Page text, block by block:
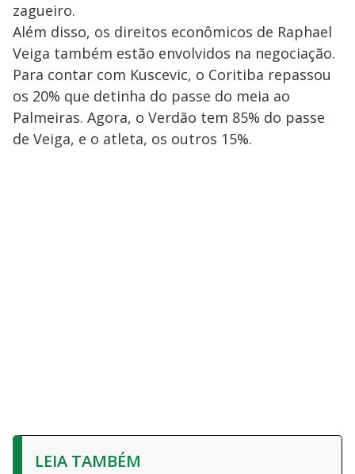
zagueiro.
Além disso, os direitos econômicos de Raphael
Veiga também estão envolvidos na negociação.
Para contar com Kuscevic, o Coritiba repassou
os 20% que detinha do passe do meia ao
Palmeiras. Agora, o Verdão tem 85% do passe
de Veiga, e o atleta, os outros 15%.
LEIA TAMBÉM